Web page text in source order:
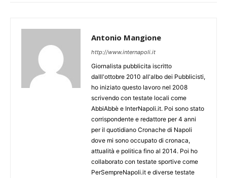
Antonio Mangione
http://www.internapoli.it
Giornalista pubblicita iscritto
dalll'ottobre 2010 all'albo dei Pubblicisti,
ho iniziato questo lavoro nel 2008
scrivendo con testate locali come
AbbiAbbè e InterNapoli.it. Poi sono stato
corrispondente e redattore per 4 anni
per il quotidiano Cronache di Napoli
dove mi sono occupato di cronaca,
attualità e politica fino al 2014. Poi ho
collaborato con testate sportive come
PerSempreNapoli.it e diverse testate